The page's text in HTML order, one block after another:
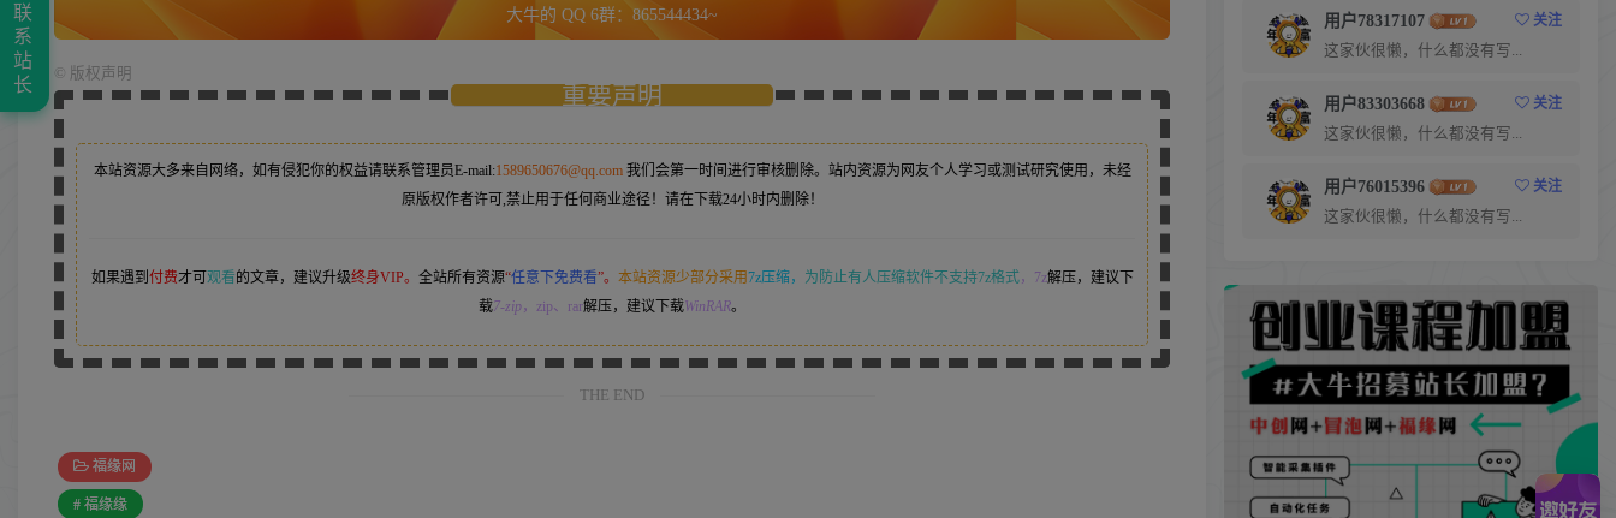
大牛的 QQ 6群：865544434~
版权声明
重要声明
本站资源大多来自网络，如有侵犯你的权益请联系管理员E-mail:1589650676@qq.com 我们会第一时间进行审核删除。站内资源为网友个人学习或测试研究使用，未经
原版权作者许可,禁止用于任何商业途径！请在下载24小时内删除！
如果遇到 付费才可观看的文章，建议升级终身VIP。 全站所有资源“任意下免费看”。 本站资源少部分采用7z压缩， 为防止有人压缩软件不支持7z格式，7z解压，建议下
载7-zip，zip、rar解压，建议下载WinRAR。
THE END
福缘网
# 福缘缘
用户78317107
关注
这家伙很懒，什么都没有写...
用户83303668
关注
这家伙很懒，什么都没有写...
用户76015396
关注
这家伙很懒，什么都没有写...
联
系
站
长